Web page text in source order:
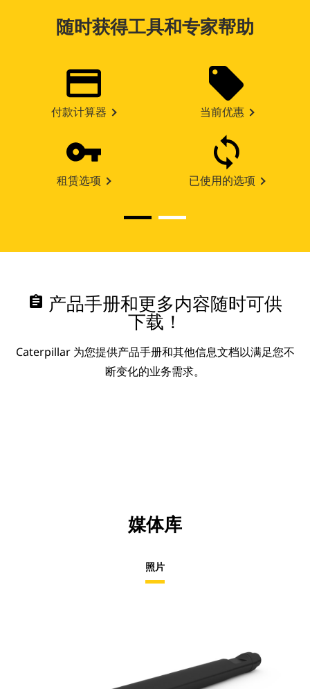
随时获得工具和专家帮助
付款计算器 当前优惠
租赁选项 已使用的选项
assignment 产品手册和更多内容随时可供
下载！
Caterpillar 为您提供产品手册和其他信息文档以满足您不
断变化的业务需求。
媒体库
照片